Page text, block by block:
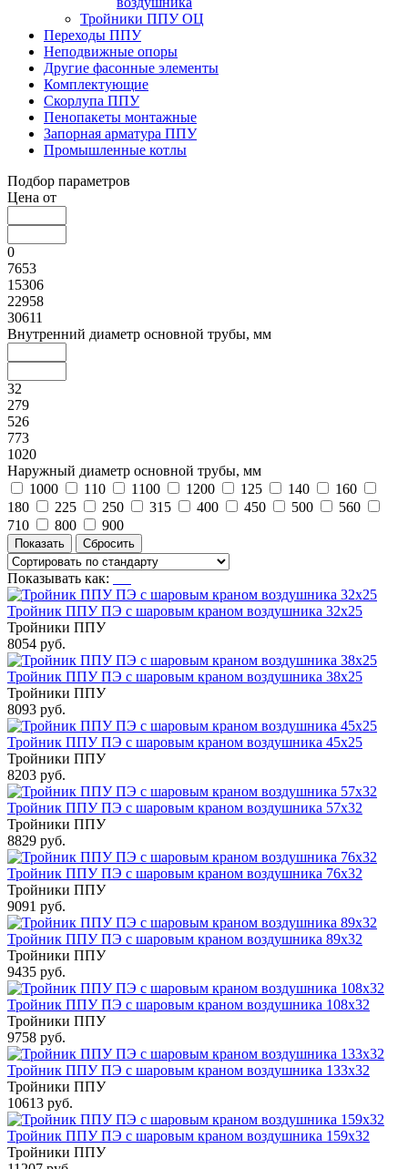
Тройники ППУ ОЦ
Переходы ППУ
Неподвижные опоры
Другие фасонные элементы
Комплектующие
Скорлупа ППУ
Пенопакеты монтажные
Запорная арматура ППУ
Промышленные котлы
Подбор параметров
Цена от
0
7653
15306
22958
30611
Внутренний диаметр основной трубы, мм
32
279
526
773
1020
Наружный диаметр основной трубы, мм
1000
110 1100 1200 125 140
160
180
225 250 315 400 450 500
560
710
800 900
Показывать как:
Тройник ППУ ПЭ с шаровым краном воздушника 32x25
Тройники ППУ
8054 руб.
Тройник ППУ ПЭ с шаровым краном воздушника 38x25
Тройники ППУ
8093 руб.
Тройник ППУ ПЭ с шаровым краном воздушника 45x25
Тройники ППУ
8203 руб.
Тройник ППУ ПЭ с шаровым краном воздушника 57x32
Тройники ППУ
8829 руб.
Тройник ППУ ПЭ с шаровым краном воздушника 76x32
Тройники ППУ
9091 руб.
Тройник ППУ ПЭ с шаровым краном воздушника 89x32
Тройники ППУ
9435 руб.
Тройник ППУ ПЭ с шаровым краном воздушника 108x32
Тройники ППУ
9758 руб.
Тройник ППУ ПЭ с шаровым краном воздушника 133x32
Тройники ППУ
10613 руб.
Тройник ППУ ПЭ с шаровым краном воздушника 159x32
Тройники ППУ